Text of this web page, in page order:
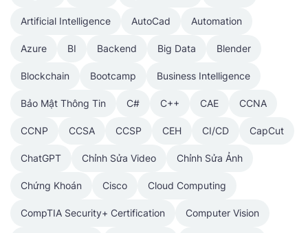
Artificial Intelligence AutoCad Automation
Azure BI Backend Big Data Blender
Blockchain Bootcamp Business Intelligence
Bảo Mật Thông Tin C# C++ CAE CCNA
CCNP CCSA CCSP CEH CI/CD CapCut
ChatGPT Chỉnh Sửa Video Chỉnh Sửa Ảnh
Chứng Khoán Cisco Cloud Computing
CompTIA Security+ Certification Computer Vision